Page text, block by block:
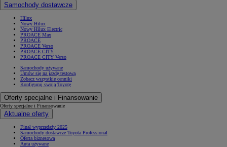
Samochody dostawcze
Hilux
Nowy Hilux
Nowy Hilux Electric
PROACE Max
PROACE
PROACE Verso
PROACE CITY
PROACE CITY Verso
Samochody używane
Umów się na jazdę testową
Zobacz wszystkie cenniki
Konfiguruj swoją Toyotę
Oferty specjalne i Finansowanie
Oferty specjalne i Finansowanie
Aktualne oferty
Finał wyprzedaży 2025
Samochody dostawcze Toyota Professional
Oferta biznesowa
Auta używane